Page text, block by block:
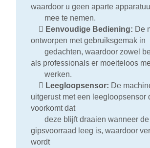
waardoor u geen aparte
mee te nemen.
 Eenvoudige Bediening: De
ontworpen met gebruiksgemak in
gedachten, waardoor zowel
als professionals er moeiteloos
werken.
 Leegloopsensor: De
uitgerust met een leegloopsensor
voorkomt dat
deze blijft draaien wanneer de
gipsvoorraad leeg is, waardoor
wordt